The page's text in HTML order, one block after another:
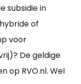
subsidie in
of
voor
De geldige
op RVO.nl. Wel